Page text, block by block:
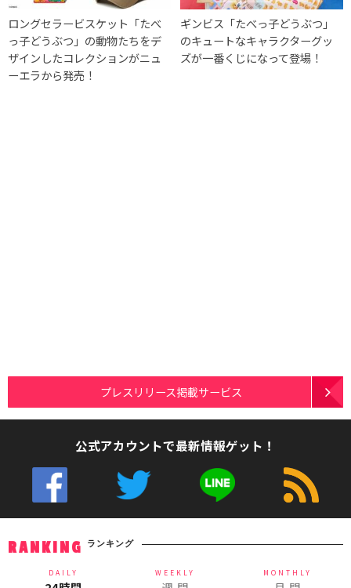
ロングセラービスケット「たべ
っ子どうぶつ」の動物たちをデ
ザインしたコレクションがニュ
ーエラから発売！
ギンビス「たべっ子どうぶつ」
のキュートなキャラクターグッ
ズが一番くじになって登場！
プレスリリース掲載サービス
公式アカウントで最新情報ゲット！
RANKING ランキング
DAILY WEEKLY MONTHLY